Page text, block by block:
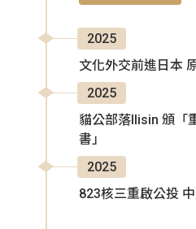
2025
文化外交前進日本
2025
貓公部落Ilisin 頒「
書」
2025
823核三重啟公投